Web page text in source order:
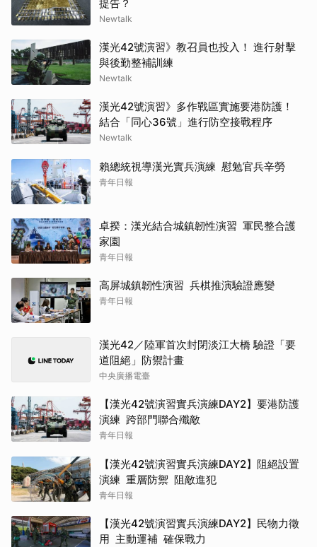
提告？
Newtalk
漢光42號演習》教召員也投入！ 進行射擊
與後勤整補訓練
Newtalk
漢光42號演習》多作戰區實施要港防護！
結合「同心36號」進行防空接戰程序
Newtalk
賴總統視導漢光實兵演練 慰勉官兵辛勞
青年日報
卓揆：漢光結合城鎮韌性演習 軍民整合護
家園
青年日報
高屏城鎮韌性演習 兵棋推演驗證應變
青年日報
漢光42／陸軍首次封閉淡江大橋 驗證「要
道阻絕」防禦計畫
中央廣播電臺
【漢光42號演習實兵演練DAY2】要港防護
演練 跨部門聯合殲敵
青年日報
【漢光42號演習實兵演練DAY2】阻絕設置
演練 重層防禦 阻敵進犯
青年日報
【漢光42號演習實兵演練DAY2】民物力徵
用 主動運補 確保戰力